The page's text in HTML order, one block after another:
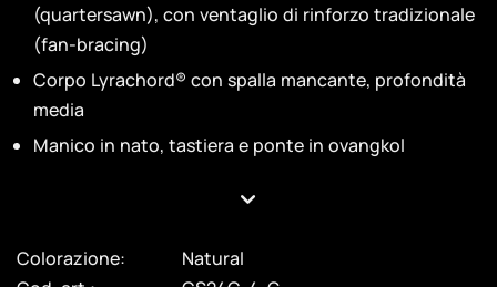
(quartersawn), con ventaglio di rinforzo tradizionale
(fan-bracing)
Corpo Lyrachord® con spalla mancante, profondità
media
Manico in nato, tastiera e ponte in ovangkol
Colorazione:
Natural